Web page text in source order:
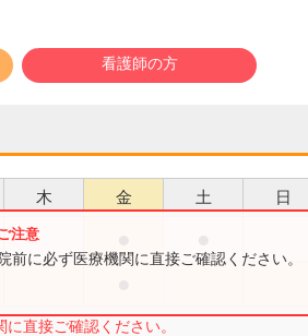
看護師の方
木 金 土 日
直接ご確認ください。
に必ず医療機関に直接ご確認ください。